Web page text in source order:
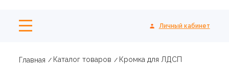
Личный кабинет
Главная Каталог товаров
Кромка для ЛДСП